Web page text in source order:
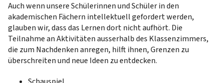
Auch wenn unsere Schülerinnen und Schüler in den
akademischen Fächern intellektuell gefordert werden,
glauben wir, dass das Lernen dort nicht aufhört. Die
Teilnahme an Aktivitäten ausserhalb des Klassenzimmers,
die zum Nachdenken anregen, hilft ihnen, Grenzen zu
überschreiten und neue Ideen zu entdecken.